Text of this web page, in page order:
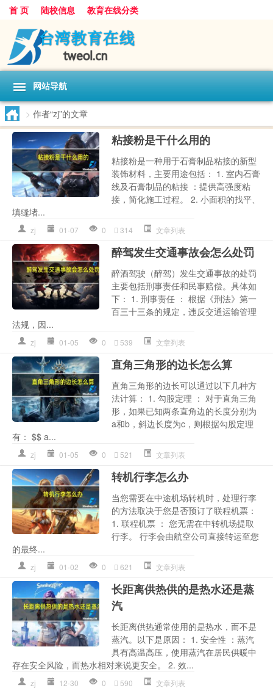
首 页 陆校信息 教育在线分类
网站导航
> 作者“zj”的文章
粘接粉是干什么用的
粘接粉是一种用于石膏制品粘接的新型
装饰材料，主要用途包括： 1. 室内石膏
线及石膏制品的粘接 ：提供高强度粘
接，简化施工过程。 2. 小面积的找平、
填缝堵...
zj 01-07 0 314 文章列表
醉驾发生交通事故会怎么处罚
醉酒驾驶（醉驾）发生交通事故的处罚
主要包括刑事责任和民事赔偿。具体如
下： 1. 刑事责任 ： 根据《刑法》第一
百三十三条的规定，违反交通运输管理
法规，因...
zj 01-05 0 539 文章列表
直角三角形的边长怎么算
直角三角形的边长可以通过以下几种方
法计算： 1. 勾股定理 ： 对于直角三角
形，如果已知两条直角边的长度分别为
a和b，斜边长度为c，则根据勾股定理
有： $$ a...
zj 01-05 0 521 文章列表
转机行李怎么办
当您需要在中途机场转机时，处理行李
的方法取决于您是否预订了联程机票：
1. 联程机票 ： 您无需在中转机场提取
行李。 行李会由航空公司直接转运至您
的最终...
zj 01-02 0 621 文章列表
长距离供热供的是热水还是蒸
汽
长距离供热通常使用的是热水，而不是
蒸汽。以下是原因： 1. 安全性 ：蒸汽
具有高温高压，使用蒸汽在居民供暖中
存在安全风险，而热水相对来说更安全。 2. 效...
zj 12-30 0 590 文章列表